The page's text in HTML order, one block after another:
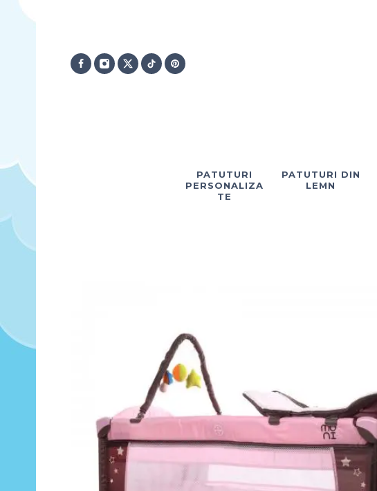
PATUTURI
PERSONALIZA
TE
PATUTURI DIN
LEMN